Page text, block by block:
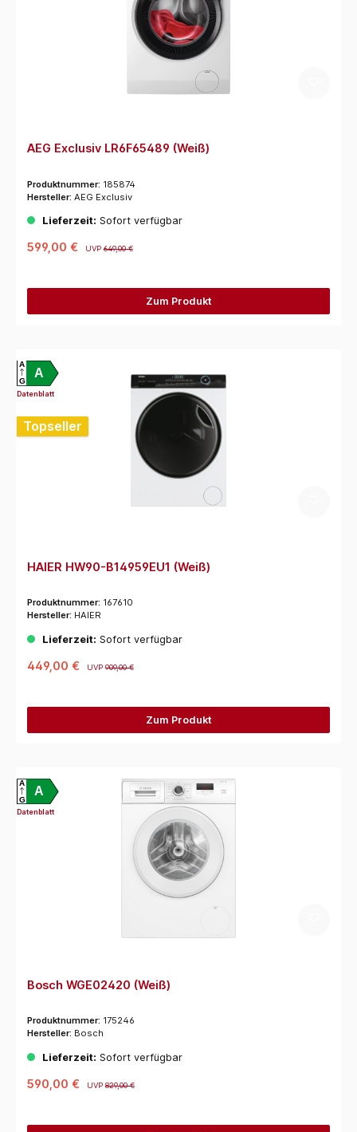
AEG Exclusiv LR6F65489 (Weiß)
Produktnummer: 185874
Hersteller: AEG Exclusiv
Lieferzeit: Sofort verfügbar
599,00 € UVP649,00 €
Zum Produkt
A
A
G
Datenblatt
Topseller
HAIER HW90-B14959EU1 (Weiß)
Produktnummer: 167610
Hersteller: HAIER
Lieferzeit: Sofort verfügbar
449,00 € UVP909,00 €
Zum Produkt
A
A
G
Datenblatt
Bosch WGE02420 (Weiß)
Produktnummer: 175246
Hersteller: Bosch
Lieferzeit: Sofort verfügbar
590,00 € UVP829,00 €